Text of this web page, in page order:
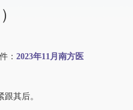
： 2023年11月南方医
跟其后。